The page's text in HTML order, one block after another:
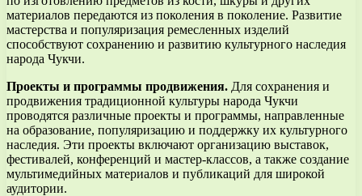
материалов передаются из поколения в поколение. Развитие
мастерства и популяризация ремесленных изделий
способствуют сохранению и развитию культурного наследия
народа Чукчи.
Проекты и программы продвижения. Для сохранения и
продвижения традиционной культуры народа Чукчи
проводятся различные проекты и программы, направленные
на образование, популяризацию и поддержку их культурного
наследия. Эти проекты включают организацию выставок,
фестивалей, конференций и мастер-классов, а также создание
мультимедийных материалов и публикаций для широкой
аудитории.